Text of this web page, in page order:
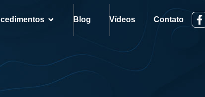
Blog Vídeos Contato